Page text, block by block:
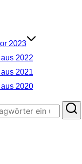
2023
2022
2021
2020